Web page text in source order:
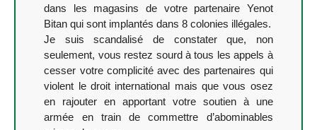
dans les magasins de votre partenaire Yenot
Bitan qui sont implantés dans 8 colonies illégales.
Je suis scandalisé de constater que, non
seulement, vous restez sourd à tous les appels à
cesser votre complicité avec des partenaires qui
violent le droit international mais que vous osez
en rajouter en apportant votre soutien à une
armée en train de commettre d’abominables